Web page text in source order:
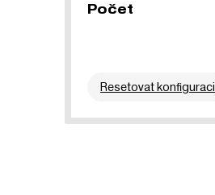
Počet
Resetovat konfiguraci